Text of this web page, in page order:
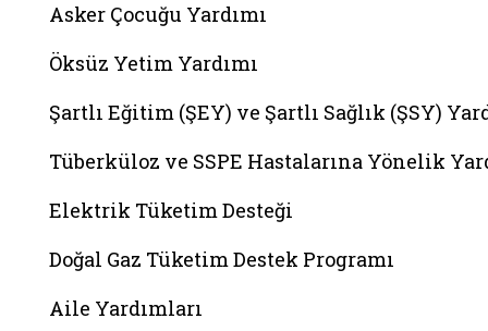
Asker Çocuğu Yardımı
Öksüz Yetim Yardımı
Şartlı Eğitim (ŞEY) ve Şartlı Sağlık (ŞSY)
Tüberküloz ve SSPE Hastalarına Yönelik
Elektrik Tüketim Desteği
Doğal Gaz Tüketim Destek Programı
Aile Yardımları